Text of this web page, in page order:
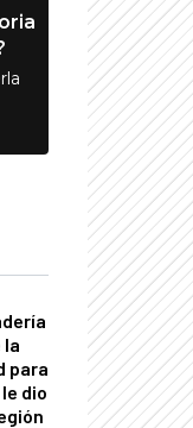
la
para
dio